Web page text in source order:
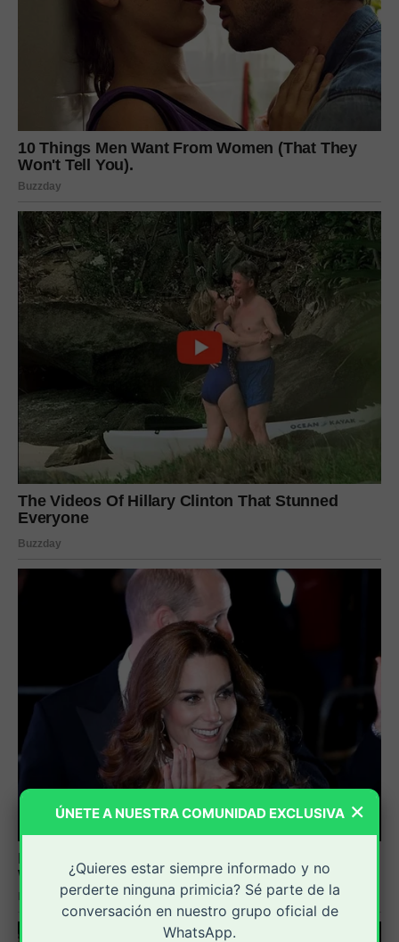
×
ÚNETE A NUESTRA COMUNIDAD EXCLUSIVA
¿Quieres estar siempre informado y no
perderte ninguna primicia? Sé parte de la
conversación en nuestro grupo oficial de
WhatsApp.